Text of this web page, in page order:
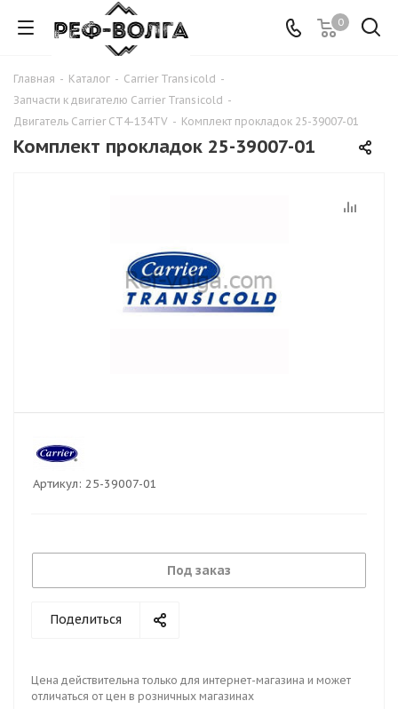
0
Главная - Каталог - Carrier Transicold -
Запчасти к двигателю Carrier Transicold -
Двигатель Carrier CT4-134TV - Комплект прокладок 25-39007-01
Комплект прокладок 25-39007-01
Артикул: 25-39007-01
Под заказ
Поделиться
Цена действительна только для интернет-магазина и может
отличаться от цен в розничных магазинах